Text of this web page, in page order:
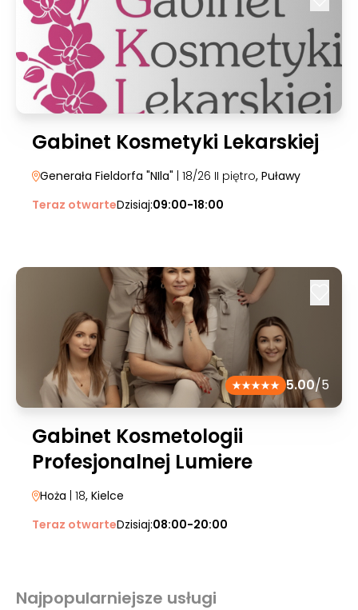
Gabinet Kosmetyki Lekarskiej
Generała Fieldorfa "NIla" | 18/26 II piętro, Puławy
Teraz otwarteDzisiaj:09:00-18:00
5.00/5
Gabinet Kosmetologii
Profesjonalnej Lumiere
Hoża | 18, Kielce
Teraz otwarteDzisiaj:08:00-20:00
Najpopularniejsze usługi